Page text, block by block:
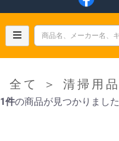
全て ＞ 清掃用品
1件の商品が見つかりました